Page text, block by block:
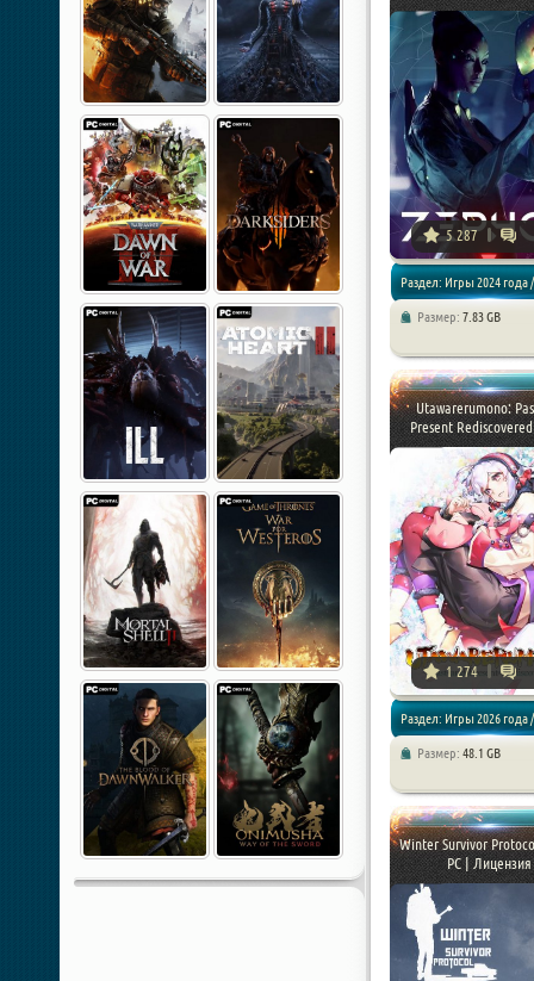
5 287
Раздел: Игры 2024 года /
Размер: 7.83 GB
Utawarerumono:
Present
1 274
Раздел: Игры 2026 года /
Размер: 48.1 GB
Winter Survivor
PC | Лицензия